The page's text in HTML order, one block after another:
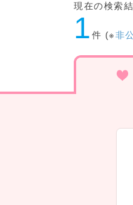
現在の検索
1 件 (※非